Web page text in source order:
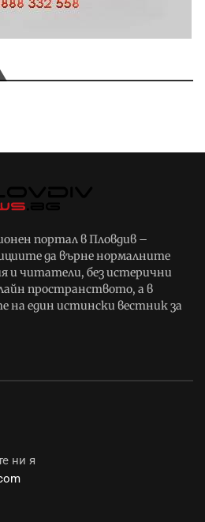
портал в Пловдив –
да върне нормалните
и читатели, без истерични
пространството, а в
на един истински вестник за
ни я